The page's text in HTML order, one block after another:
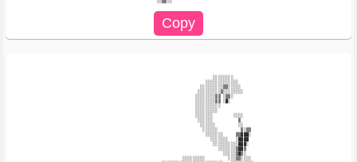
                                                            ░░░░░░░░
                                                         ░░░░░░░░░░░░░
                                                       ░░░░░░░░░▒▒░░░░░
                                                      ░░░░░░░░░▒░░░░░░░░
                                                     ░░░░░░░░▒▒ ░▒▒░
                                                     ░░░░░░░░▒▒ ░▓░
                                                     ░░░░░░░░░░
                                                     ░░░░░░░░░
                                                     ░░░░░░░        ░░░░
                                                      ░░░░░░          ▒
                                                       ░░░░░░         ░░
                                                        ░░░░░░         ▒░▒▒
                                                         ░░░░░░░     ▒▒▓▓▓░
                                                           ░░░░░░░   ░▓▓▓▓
                                                            ░░░░░░░░░░▓▓▓░
                                                              ░░░░░░░▒▓▓▒
                                                                ░░░░░▒▓▒░
                                                ░░░░░░░░░         ░░░▒▒░░░░